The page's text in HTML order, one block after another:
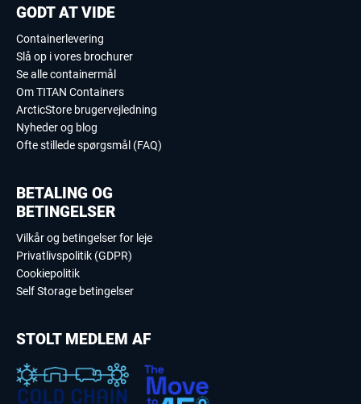
GODT AT VIDE
Containerlevering
Slå op i vores brochurer
Se alle containermål
Om TITAN Containers
ArcticStore brugervejledning
Nyheder og blog
Ofte stillede spørgsmål (FAQ)
BETALING OG
BETINGELSER
Vilkår og betingelser for leje
Privatlivspolitik (GDPR)
Cookiepolitik
Self Storage betingelser
STOLT MEDLEM AF